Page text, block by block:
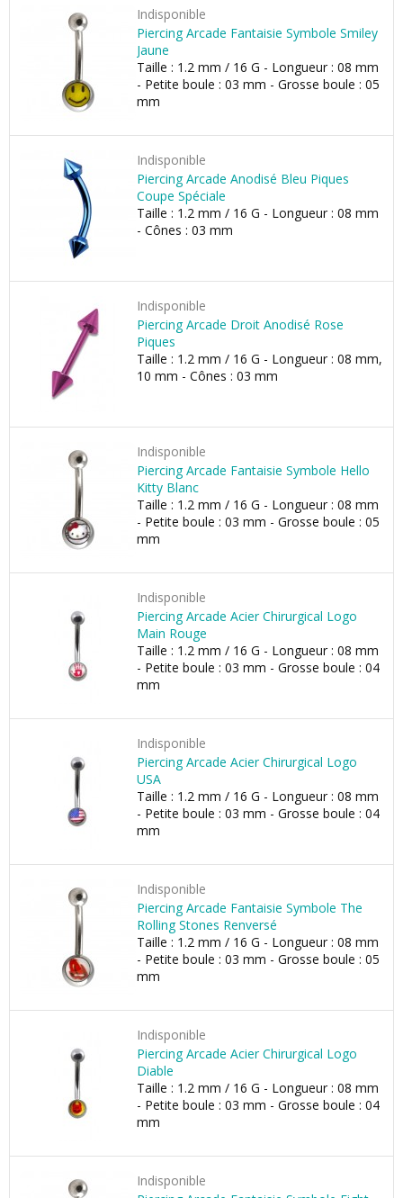
Indisponible
Piercing Arcade Fantaisie Symbole Smiley
Jaune
Taille : 1.2 mm / 16 G - Longueur : 08 mm
- Petite boule : 03 mm - Grosse boule : 05
mm
Indisponible
Piercing Arcade Anodisé Bleu Piques
Coupe Spéciale
Taille : 1.2 mm / 16 G - Longueur : 08 mm
- Cônes : 03 mm
Indisponible
Piercing Arcade Droit Anodisé Rose
Piques
Taille : 1.2 mm / 16 G - Longueur : 08 mm,
10 mm - Cônes : 03 mm
Indisponible
Piercing Arcade Fantaisie Symbole Hello
Kitty Blanc
Taille : 1.2 mm / 16 G - Longueur : 08 mm
- Petite boule : 03 mm - Grosse boule : 05
mm
Indisponible
Piercing Arcade Acier Chirurgical Logo
Main Rouge
Taille : 1.2 mm / 16 G - Longueur : 08 mm
- Petite boule : 03 mm - Grosse boule : 04
mm
Indisponible
Piercing Arcade Acier Chirurgical Logo
USA
Taille : 1.2 mm / 16 G - Longueur : 08 mm
- Petite boule : 03 mm - Grosse boule : 04
mm
Indisponible
Piercing Arcade Fantaisie Symbole The
Rolling Stones Renversé
Taille : 1.2 mm / 16 G - Longueur : 08 mm
- Petite boule : 03 mm - Grosse boule : 05
mm
Indisponible
Piercing Arcade Acier Chirurgical Logo
Diable
Taille : 1.2 mm / 16 G - Longueur : 08 mm
- Petite boule : 03 mm - Grosse boule : 04
mm
Indisponible